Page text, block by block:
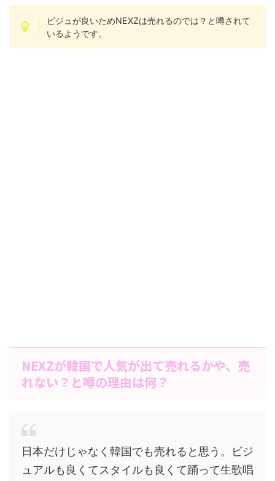
ビジュが良いためNEXZは売れるのでは？と噂されて
いるようです。
NEXZが韓国で人気が出て売れるかや、売
れない？と噂の理由は何？
日本だけじゃなく韓国でも売れると思う。ビジ
ュアルも良くてスタイルも良くて踊って生歌唱